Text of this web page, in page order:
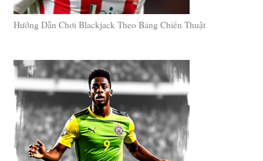
Hướng Dẫn Chơi Blackjack Theo Bảng Chiến Thuật